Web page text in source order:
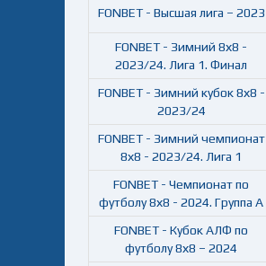
FONBET - Высшая лига – 2023
FONBET - Зимний 8х8 -
2023/24. Лига 1. Финал
FONBET - Зимний кубок 8х8 -
2023/24
FONBET - Зимний чемпионат
8х8 - 2023/24. Лига 1
FONBET - Чемпионат по
футболу 8х8 - 2024. Группа А
FONBET - Кубок АЛФ по
футболу 8х8 – 2024